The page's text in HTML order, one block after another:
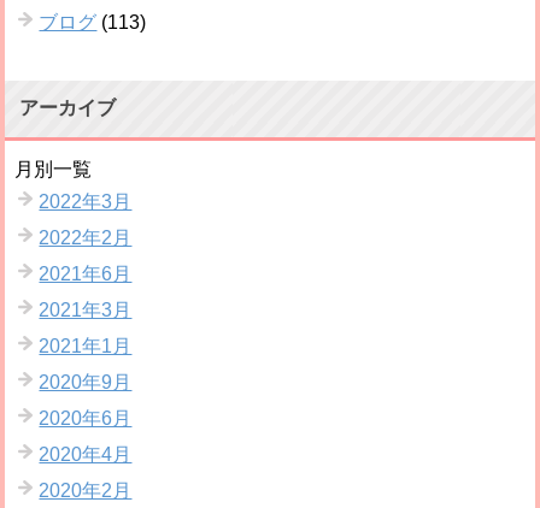
ブログ (113)
アーカイブ
月別一覧
2022年3月
2022年2月
2021年6月
2021年3月
2021年1月
2020年9月
2020年6月
2020年4月
2020年2月